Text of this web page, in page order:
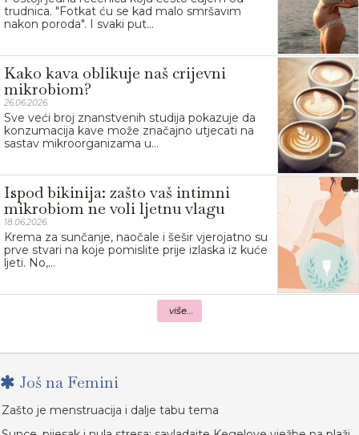
trudnica. "Fotkat ću se kad malo smršavim
nakon poroda". I svaki put...
Kako kava oblikuje naš crijevni
mikrobiom?
26.06.2026.
Sve veći broj znanstvenih studija pokazuje da
konzumacija kave može značajno utjecati na
sastav mikroorganizama u...
Ispod bikinija: zašto vaš intimni
mikrobiom ne voli ljetnu vlagu
18.06.2026.
Krema za sunčanje, naočale i šešir vjerojatno su
prve stvari na koje pomislite prije izlaska iz kuće
ljeti. No,...
više...
Još na Femini
Zašto je menstruacija i dalje tabu tema